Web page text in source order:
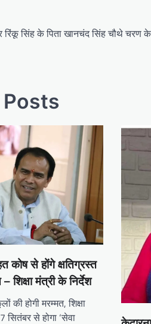
रिंकू सिंह के पिता खानचंद सिंह चौथे चरण
कोष से होंगे क्षतिग्रस्त
– शिक्षा मंत्री के निर्देश
की होगी मरम्मत, शिक्षा
सितंबर से होगा ‘सेवा